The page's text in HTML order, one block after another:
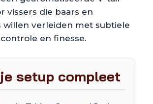
vissers die baars en
willen verleiden met subtiele
controle en finesse.
setup compleet